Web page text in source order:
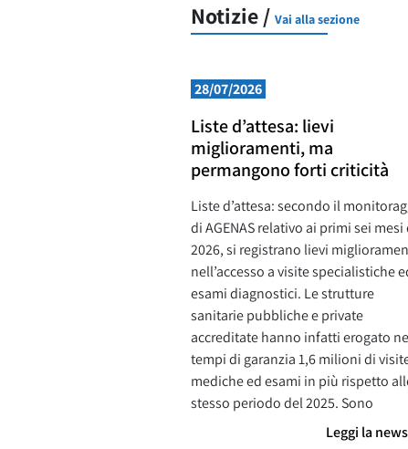
Notizie / Vai alla sezione
28/07/2026
Liste d’attesa: lievi
miglioramenti, ma
permangono forti criticità
Liste d’attesa: secondo il
di AGENAS relativo ai primi sei mesi
2026, si registrano lievi
nell’accesso a visite specialistiche
esami diagnostici. Le strutture
sanitarie pubbliche e private
accreditate hanno infatti erogato
tempi di garanzia 1,6 milioni di
mediche ed esami in più rispetto
stesso periodo del 2025. Sono
Leggi la news